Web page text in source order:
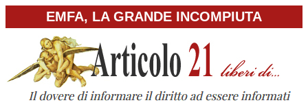
to
content
EMFA, LA GRANDE INCOMPIUTA